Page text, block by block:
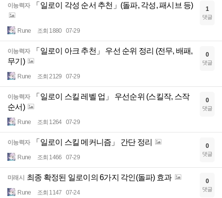
이능력자 「일로이 각성 순서 추천」(돌파, 각성, 패시브 등)
Rune 조회 1880 07-29
1
댓글
이능력자
「일로이 아크 추천」 우선 순위 정리 (전무, 배패,
무기)
Rune 조회 2129 07-29
0
댓글
이능력자
「일로이 스킬 레벨 업」 우선순위 (스킬작, 스작
순서)
Rune 조회 1264 07-29
0
댓글
이능력자 「일로이 스킬 메커니즘」 간단 정리
Rune 조회 1466 07-29
0
댓글
미래시 최종 확정된 일로이의 6가지 각인(돌파) 효과
Rune 조회 1147 07-24
0
댓글